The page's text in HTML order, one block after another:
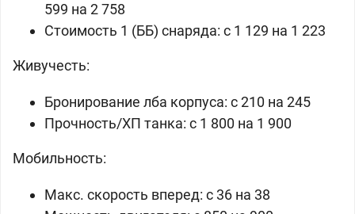
599 на 2 758
Стоимость 1 (ББ) снаряда: c 1 129 на 1 223
Живучесть:
Бронирование лба корпуса: c 210 на 245
Прочность/ХП танка: c 1 800 на 1 900
Мобильность:
Макс. скорость вперед: c 36 на 38